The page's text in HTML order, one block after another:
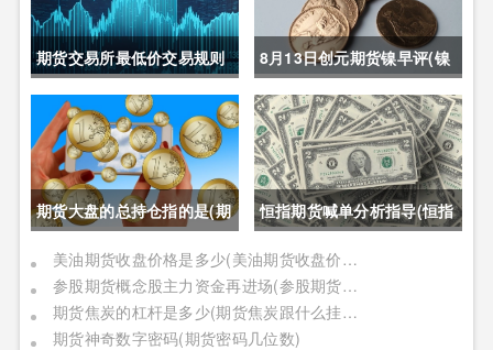
期货交易所最低价交易规则
(期货交易所最低价交易规则
是什么)
8月13日创元期货镍早评(镍
期货长期趋势)
期货大盘的总持仓指的是(期
货大盘的总持仓指的是什么)
恒指期货喊单分析指导(恒指
期货喊单直播室)
美油期货收盘价格是多少(美油期货收盘价格是多少钱)
参股期货概念股主力资金再进场(参股期货概念股主力资金再进场什么意思)
期货焦炭的杠杆是多少(期货焦炭跟什么挂钩)
期货神奇数字密码(期货密码几位数)